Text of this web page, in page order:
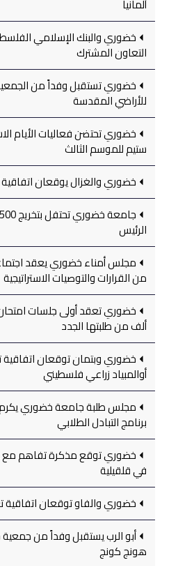
ألمانيا
خضوري والبنك الإسلامي
التعاون المشترك
خضوري تستقبل وفداً من الجمعية
للأراضي المقدسة
خضوري تحتضن فعاليات الأيام
ستيم للموسم الثالث
خضوري والغزال يوقعان
الرئيس
مجلس أمناء خضوري يعقد
من القرارات والتوصيات الاستراتيجية
خضوري تعقد أولى جلسات
ألف من طلبتها الجدد
خضوري وبتمان توقعان
أوالمبياد زراعي فلسطيني
مجلس طلبة جامعة خضوري يكرم
برنامج التبادل الطلابي
خضوري توقع مذكرة تفاهم
في قلقيلية
خضوري والفاو توقعان
أبو الرب يستقبل وفداً من
هونج كونج